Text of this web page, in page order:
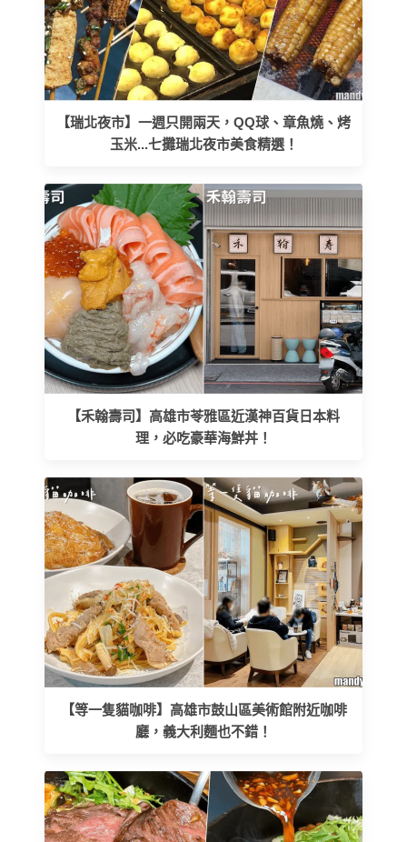
【瑞北夜市】一週只開兩天，QQ球、章魚燒、烤
玉米...七攤瑞北夜市美食精選！
【禾翰壽司】高雄市苓雅區近漢神百貨日本料
理，必吃豪華海鮮丼！
【等一隻貓咖啡】高雄市鼓山區美術館附近咖啡
廳，義大利麵也不錯！